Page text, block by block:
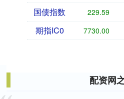
国债指数 229.59
期指IC0 7730.00
配资网